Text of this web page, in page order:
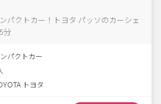
パクトカー！トヨタ パッソのカーシェ
分
パクトカー
トヨタ